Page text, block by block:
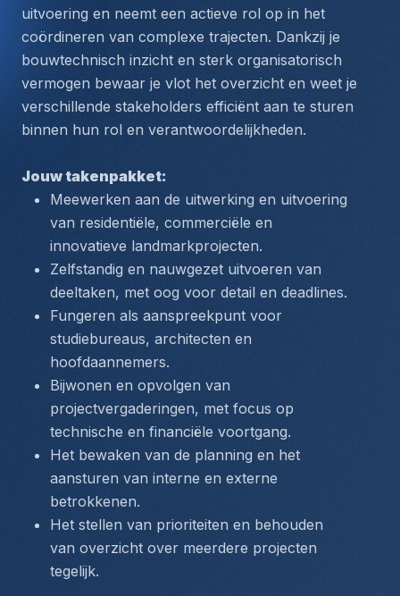
uitvoering en neemt een actieve rol op in het
coördineren van complexe trajecten. Dankzij je
bouwtechnisch inzicht en sterk organisatorisch
vermogen bewaar je vlot het overzicht en weet je
verschillende stakeholders efficiënt aan te sturen
binnen hun rol en verantwoordelijkheden.
Jouw takenpakket:
Meewerken aan de uitwerking en uitvoering
van residentiële, commerciële en
innovatieve landmarkprojecten.
Zelfstandig en nauwgezet uitvoeren van
deeltaken, met oog voor detail en deadlines.
Fungeren als aanspreekpunt voor
studiebureaus, architecten en
hoofdaannemers.
Bijwonen en opvolgen van
projectvergaderingen, met focus op
technische en financiële voortgang.
Het bewaken van de planning en het
aansturen van interne en externe
betrokkenen.
Het stellen van prioriteiten en behouden
van overzicht over meerdere projecten
tegelijk.